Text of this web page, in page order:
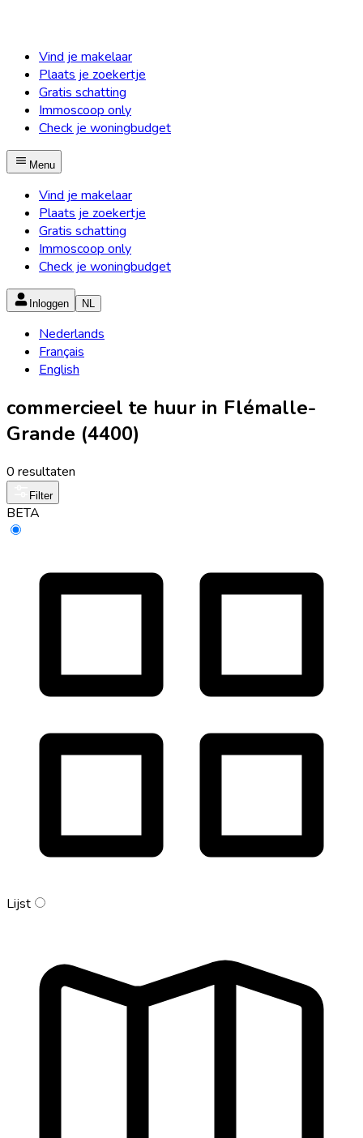
Vind je makelaar
Plaats je zoekertje
Gratis schatting
Immoscoop only
Check je woningbudget
Menu
Vind je makelaar
Plaats je zoekertje
Gratis schatting
Immoscoop only
Check je woningbudget
Inloggen NL
Nederlands
Français
English
commercieel te huur in Flémalle-
Grande (4400)
0 resultaten
Filter
BETA
Lijst